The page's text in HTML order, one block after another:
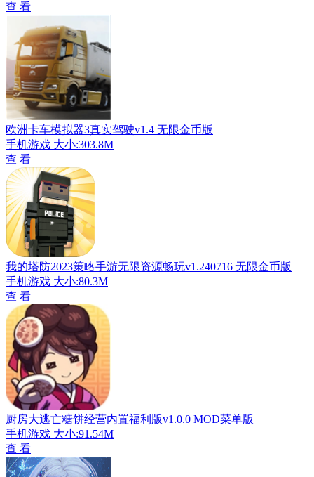
查 看
欧洲卡车模拟器3真实驾驶v1.4 无限金币版
手机游戏 大小:303.8M
查 看
我的塔防2023策略手游无限资源畅玩v1.240716 无限金币版
手机游戏 大小:80.3M
查 看
厨房大逃亡糖饼经营内置福利版v1.0.0 MOD菜单版
手机游戏 大小:91.54M
查 看